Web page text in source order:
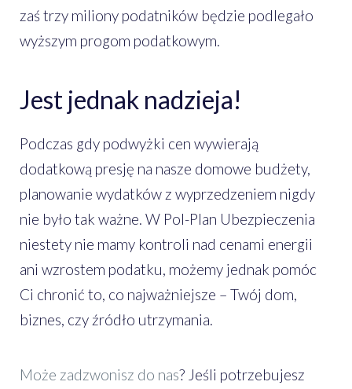
zaś trzy miliony podatników będzie podlegało
wyższym progom podatkowym.
Jest jednak nadzieja!
Podczas gdy podwyżki cen wywierają
dodatkową presję na nasze domowe budżety,
planowanie wydatków z wyprzedzeniem nigdy
nie było tak ważne. W Pol-Plan Ubezpieczenia
niestety nie mamy kontroli nad cenami energii
ani wzrostem podatku, możemy jednak pomóc
Ci chronić to, co najważniejsze – Twój dom,
biznes, czy źródło utrzymania.
Może zadzwonisz do nas? Jeśli potrzebujesz